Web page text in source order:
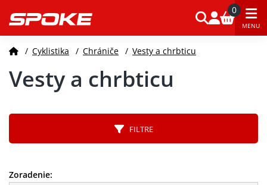
0
MENU
/ Cyklistika / Chrániče / Vesty a chrbticu
Vesty a chrbticu
FILTRE
Zoradenie: